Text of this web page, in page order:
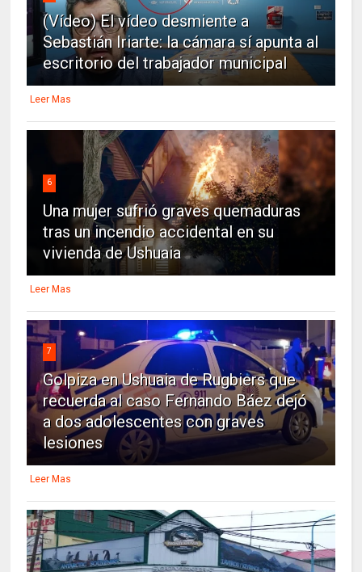
(Vídeo) El vídeo desmiente a
Sebastián Iriarte: la cámara sí apunta al
escritorio del trabajador municipal
Leer Mas
6
Una mujer sufrió graves quemaduras
tras un incendio accidental en su
vivienda de Ushuaia
Leer Mas
7
Golpiza en Ushuaia de Rugbiers que
recuerda al caso Fernando Báez dejó
a dos adolescentes con graves
lesiones
Leer Mas